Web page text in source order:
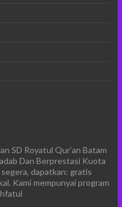
SD Royatul Qur’an Batam
Dan Berprestasi Kuota
dapatkan: gratis
Kami mempunyai program